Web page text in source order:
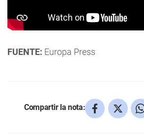
FUENTE: Europa Press
Compartir la nota: